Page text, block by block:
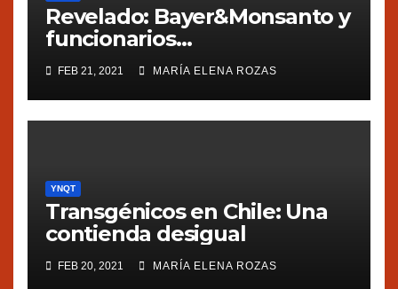
Revelado: Bayer&Monsanto y
funcionarios
estadounidenses
presionaron a México
FEB 21, 2021 MARÍA ELENA ROZAS
YNQT
Transgénicos en Chile: Una
contienda desigual
FEB 20, 2021 MARÍA ELENA ROZAS